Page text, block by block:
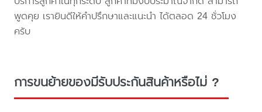
พูดคุย เรายินดีให้คำปรึกษาและแนะนำ ได้ตลอด 24 ชั่วโมง
ครับ
การขนย้ายของมีรับประกันสินค้าหรือไม่ ?